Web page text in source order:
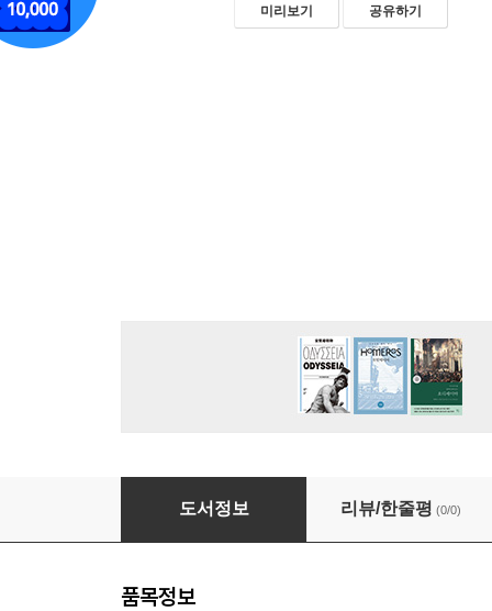
미리보기 공유하기
종교의 자유, 어디까지 보호되는가
도서정보 리뷰/한줄평 (0/0)
품목정보